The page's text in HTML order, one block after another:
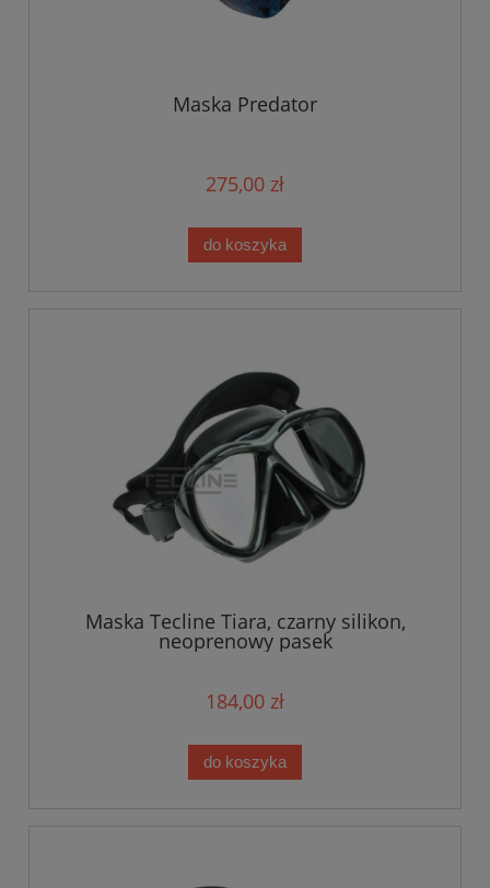
Maska Predator
275,00 zł
do koszyka
Maska Tecline Tiara, czarny silikon,
neoprenowy pasek
184,00 zł
do koszyka